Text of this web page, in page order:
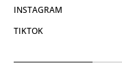
INSTAGRAM
TIKTOK